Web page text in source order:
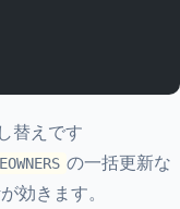
替えです
の一括更新な
効きます。